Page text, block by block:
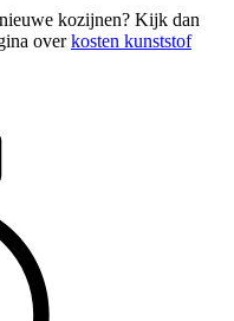
kozijnen? Kijk dan
overkosten kunststof